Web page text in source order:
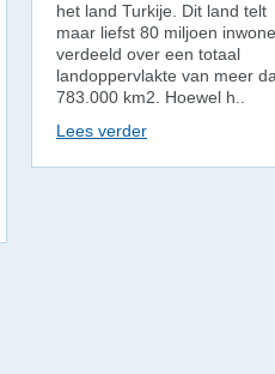
het land Turkije. Dit land telt
maar liefst 80 miljoen
verdeeld over een totaal
landoppervlakte van meer
783.000 km2. Hoewel h..
Lees verder